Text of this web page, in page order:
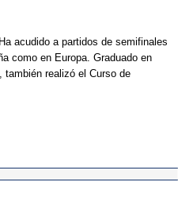
acudido a partidos de semifinales
como en Europa. Graduado en
también realizó el Curso de